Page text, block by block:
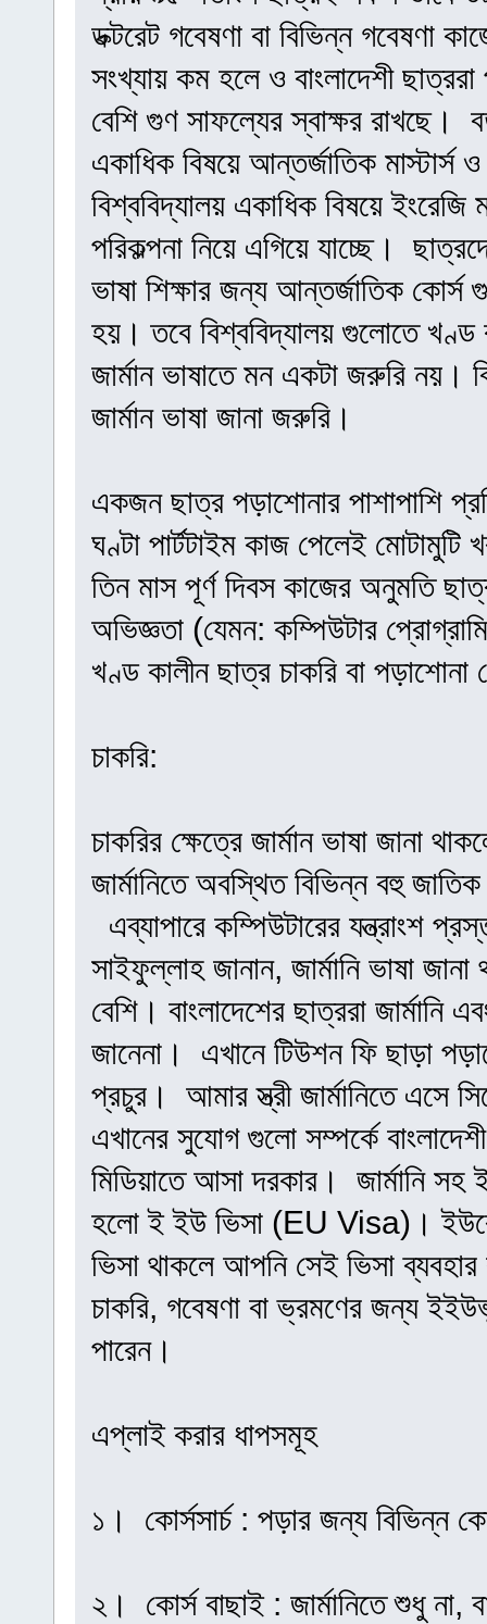
ডক্টরেট গবেষণা বা বিভিন্ন গবেষণা
সংখ্যায় কম হলে ও বাংলাদেশী ছাত্ররা
বেশি গুণ সাফল্যের স্বাক্ষর রাখছে।
একাধিক বিষয়ে আন্তর্জাতিক
বিশ্ববিদ্যালয় একাধিক বিষয়ে ইংরেজি
পরিকল্পনা নিয়ে এগিয়ে যাচ্ছে।
ভাষা শিক্ষার জন্য আন্তর্জাতিক কোর্স
হয়। তবে বিশ্ববিদ্যালয় গুলোতে খণ্ড
জার্মান ভাষাতে মন একটা জরুরি নয়।
জার্মান ভাষা জানা জরুরি।
একজন ছাত্র পড়াশোনার পাশাপাশি
ঘণ্টা পার্টটাইম কাজ পেলেই
তিন মাস পূর্ণ দিবস কাজের অনুমতি
অভিজ্ঞতা (যেমন: কম্পিউটার
খণ্ড কালীন ছাত্র চাকরি বা
চাকরি:
চাকরির ক্ষেত্রে জার্মান ভাষা জানা
জার্মানিতে অবস্থিত বিভিন্ন বহু
এব্যাপারে কম্পিউটারের যন্ত্রাংশ
সাইফুল্লাহ জানান, জার্মানি ভাষা
বেশি। বাংলাদেশের ছাত্ররা জার্মানি
জানেনা। এখানে টিউশন ফি ছাড়া
প্রচুর। আমার স্ত্রী জার্মানিতে এসে
এখানের সুযোগ গুলো সম্পর্কে
মিডিয়াতে আসা দরকার। জার্মানি সহ
হলো ই ইউ ভিসা (EU Visa)।
ভিসা থাকলে আপনি সেই ভিসা
চাকরি, গবেষণা বা ভ্রমণের জন্য
পারেন।
এপ্লাই করার ধাপসমূহ
১। কোর্সসার্চ : পড়ার জন্য বিভিন্ন
২। কোর্স বাছাই : জার্মানিতে শুধু